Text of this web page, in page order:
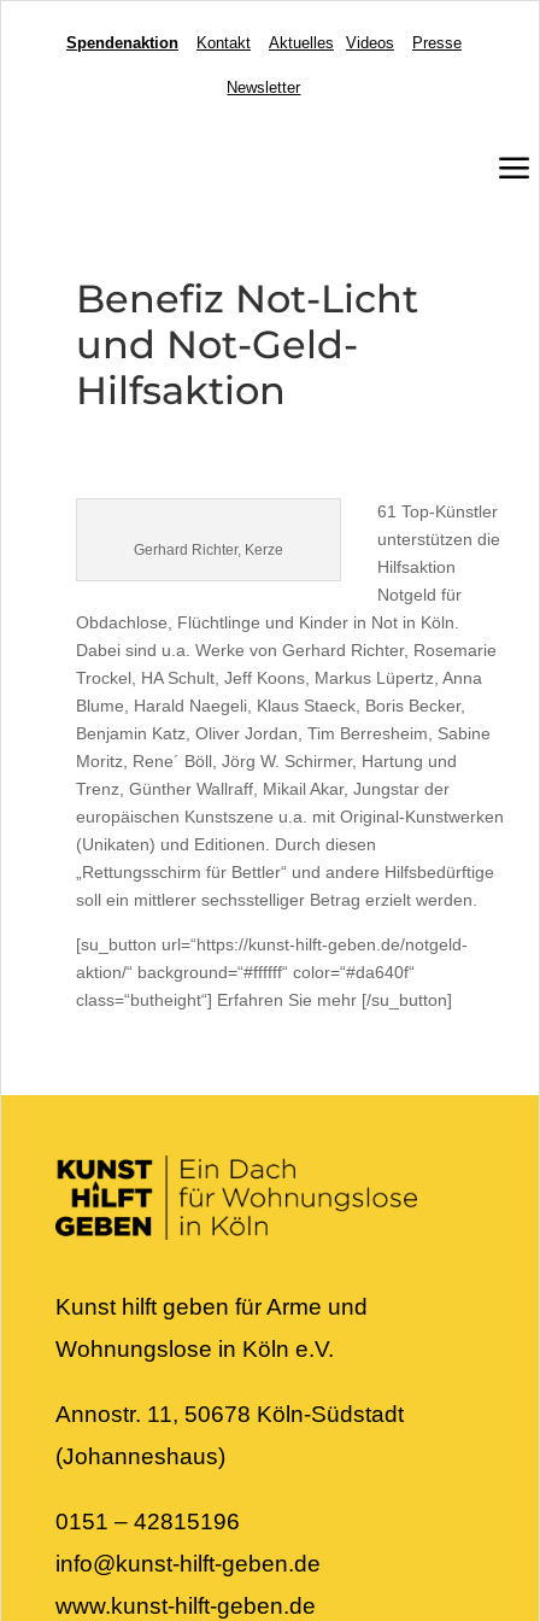
Spendenaktion Kontakt Aktuelles Videos Presse
Newsletter
a
Benefiz Not-Licht
und Not-Geld-
Hilfsaktion
Gerhard Richter, Kerze
61 Top-Künstler
unterstützen die
Hilfsaktion
Notgeld für
Obdachlose, Flüchtlinge und Kinder in Not in Köln.
Dabei sind u.a. Werke von Gerhard Richter, Rosemarie
Trockel, HA Schult, Jeff Koons, Markus Lüpertz, Anna
Blume, Harald Naegeli, Klaus Staeck, Boris Becker,
Benjamin Katz, Oliver Jordan, Tim Berresheim, Sabine
Moritz, Rene´ Böll, Jörg W. Schirmer, Hartung und
Trenz, Günther Wallraff, Mikail Akar, Jungstar der
europäischen Kunstszene u.a. mit Original-Kunstwerken
(Unikaten) und Editionen. Durch diesen
„Rettungsschirm für Bettler“ und andere Hilfsbedürftige
soll ein mittlerer sechsstelliger Betrag erzielt werden.
[su_button url=“https://kunst-hilft-geben.de/notgeld-
aktion/“ background=“#ffffff“ color=“#da640f“
class=“butheight“] Erfahren Sie mehr [/su_button]
Kunst hilft geben für Arme und
Wohnungslose in Köln e.V.
Annostr. 11, 50678 Köln-Südstadt
(Johanneshaus)
0151 – 42815196
info@kunst-hilft-geben.de
www.kunst-hilft-geben.de